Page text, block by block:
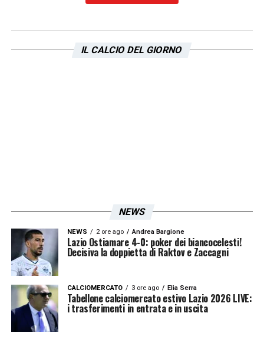
IL CALCIO DEL GIORNO
NEWS
NEWS 2 ore ago Andrea Bargione
Lazio Ostiamare 4-0: poker dei biancocelesti!
Decisiva la doppietta di Raktov e Zaccagni
CALCIOMERCATO 3 ore ago Elia Serra
Tabellone calciomercato estivo Lazio 2026 LIVE:
i trasferimenti in entrata e in uscita